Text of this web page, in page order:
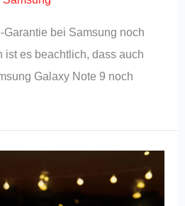
Garantie bei Samsung noch
ist es beachtlich, dass auch
Galaxy Note 9 noch